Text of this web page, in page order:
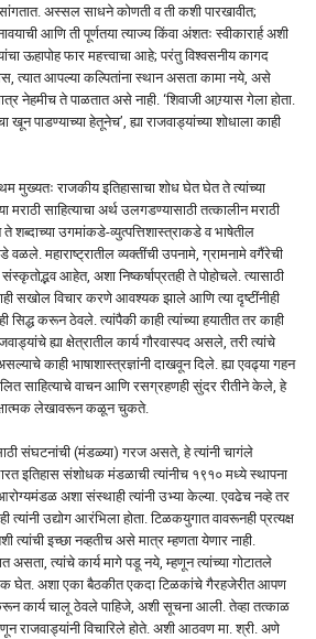
अस्सल साधने कोणती व ती कशी पारखावीत;
आणि ती पूर्णतया त्याज्य किंवा अंशतः स्वीकारार्ह अशी
ऊहापोह फार महत्त्वाचा आहे; परंतु विश्वसनीय कागद
त्यात आपल्या कल्पितांना स्थान असता कामा नये, असे
नेहमीच ते पाळतात असे नाही. ‘शिवाजी आग्र्यास गेला होता.
पाडण्याच्या हेतूनेच’, ह्या राजवाड्यांच्या शोधाला काही
?
मुख्यतः राजकीय इतिहासाचा शोध घेत घेत ते त्यांच्या
मराठी साहित्याचा अर्थ उलगडण्यासाठी तत्कालीन मराठी
ते शब्दाच्या उगमांकडे-व्युत्पत्तिशास्त्राकडे व भाषेतील
महाराष्ट्रातील व्यक्तींची उपनामे, ग्रामनामे वगैंरेची
आहेत, अशा निष्कर्षाप्रतही ते पोहोचले. त्यासाठी
सखोल विचार करणे आवश्यक झाले आणि त्या दृष्टींनीही
करून ठेवले. त्यांपैकी काही त्यांच्या हयातीत तर काही
ह्या क्षेत्रातील कार्य गौरवास्पद असले, तरी त्यांचे
काही भाषाशास्त्रज्ञांनी दाखवून दिले. ह्या एवढ्या गहन
ललित साहित्याचे वाचन आणि रसग्रहणही सुंदर रीतीने केले, हे
लेखावरून कळून चुकते.
संघटनांची (मंडळ्या) गरज असते, हे त्यांनी चागंले
इतिहास संशोधक मंडळाची त्यांनीच १९१० मध्ये स्थापना
अशा संस्थाही त्यांनी उभ्या केल्या. एवढेच नव्हे तर
त्यांनी उद्योग आरंभिला होता. टिळकयुगात वावरूनही प्रत्यक्ष
त्यांची इच्छा नव्हतीच असे मात्र म्हणता येणार नाही.
त्यांचे कार्य मागे पडू नये, म्हणून त्यांच्या गोटातले
घेत. अशा एका बैठकीत एकदा टिळकांचे गैरहजेरीत आपण
कार्य चालू ठेवले पाहिजे, अशी सूचना आली. तेव्हा तत्काळ
राजवाड्यांनी विचारिले होते. अशी आठवण मा. श्री. अणे